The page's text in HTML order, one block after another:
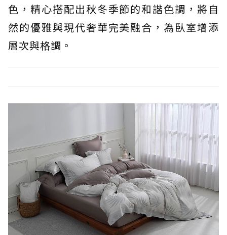
色，精心搭配出秋冬季節的和諧色調，將自
然的優雅與現代奢華完美融合，為臥室增添
層次與格調。